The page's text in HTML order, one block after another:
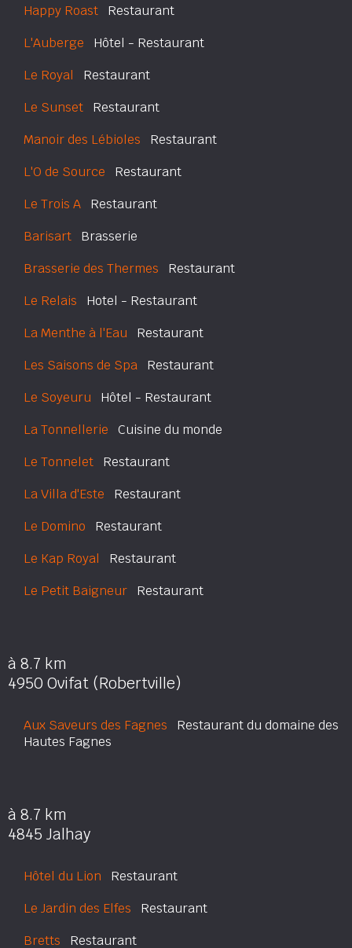
Happy Roast Restaurant
L'Auberge Hôtel - Restaurant
Le Royal Restaurant
Le Sunset Restaurant
Manoir des Lébioles Restaurant
L'O de Source Restaurant
Le Trois A Restaurant
Barisart Brasserie
Brasserie des Thermes Restaurant
Le Relais Hotel - Restaurant
La Menthe à l'Eau Restaurant
Les Saisons de Spa Restaurant
Le Soyeuru Hôtel - Restaurant
La Tonnellerie Cuisine du monde
Le Tonnelet Restaurant
La Villa d'Este Restaurant
Le Domino Restaurant
Le Kap Royal Restaurant
Le Petit Baigneur Restaurant
à 8.7 km
4950 Ovifat (Robertville)
Aux Saveurs des Fagnes Restaurant du domaine des
Hautes Fagnes
à 8.7 km
4845 Jalhay
Hôtel du Lion Restaurant
Le Jardin des Elfes Restaurant
Bretts Restaurant